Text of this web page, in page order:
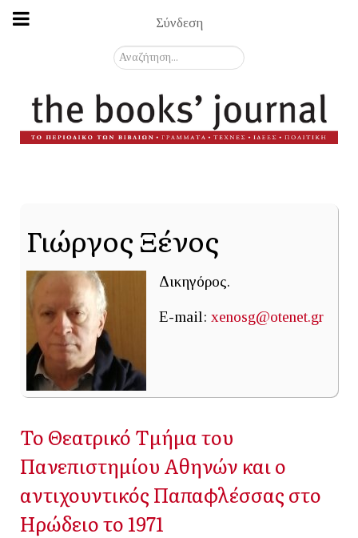
Σύνδεση
Αναζήτηση...
Γιώργος Ξένος
Δικηγόρος.
E-mail: xenosg@otenet.gr
Το Θεατρικό Τμήμα του
Πανεπιστημίου Αθηνών και ο
αντιχουντικός Παπαφλέσσας στο
Ηρώδειο το 1971